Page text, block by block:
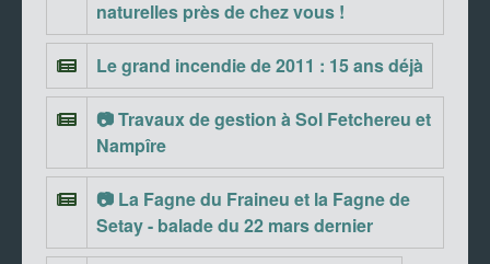
naturelles près de chez vous !
Le grand incendie de 2011 : 15 ans déjà
📷 Travaux de gestion à Sol Fetchereu et
Nampîre
📷 La Fagne du Fraineu et la Fagne de
Setay - balade du 22 mars dernier